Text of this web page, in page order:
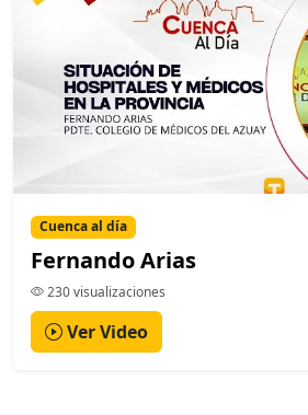
Cuenca al día
Fernando Arias
230 visualizaciones
Ver Video